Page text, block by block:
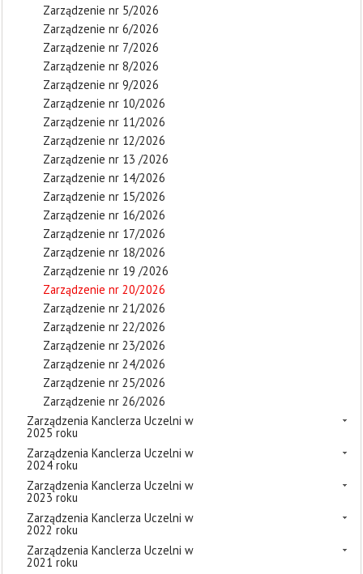
Zarządzenie nr 5/2026
Zarządzenie nr 6/2026
Zarządzenie nr 7/2026
Zarządzenie nr 8/2026
Zarządzenie nr 9/2026
Zarządzenie nr 10/2026
Zarządzenie nr 11/2026
Zarządzenie nr 12/2026
Zarządzenie nr 13 /2026
Zarządzenie nr 14/2026
Zarządzenie nr 15/2026
Zarządzenie nr 16/2026
Zarządzenie nr 17/2026
Zarządzenie nr 18/2026
Zarządzenie nr 19 /2026
Zarządzenie nr 20/2026
Zarządzenie nr 21/2026
Zarządzenie nr 22/2026
Zarządzenie nr 23/2026
Zarządzenie nr 24/2026
Zarządzenie nr 25/2026
Zarządzenie nr 26/2026
Zarządzenia Kanclerza Uczelni w
2025 roku
Zarządzenia Kanclerza Uczelni w
2024 roku
Zarządzenia Kanclerza Uczelni w
2023 roku
Zarządzenia Kanclerza Uczelni w
2022 roku
Zarządzenia Kanclerza Uczelni w
2021 roku